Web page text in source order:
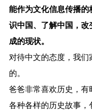
能作为文化信息传播的
识中国、了解中国，改
成的现状。
对待中文的态度，我们
的。
爸爸非常喜欢历史，有
各种各样的历史故事，